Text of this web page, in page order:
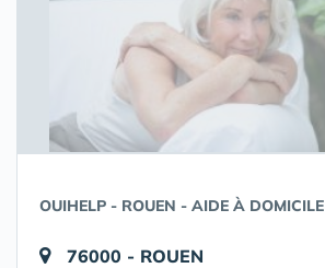
OUIHELP - ROUEN - AIDE À DOMICILE
76000 - ROUEN